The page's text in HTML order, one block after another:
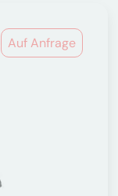
Auf Anfrage